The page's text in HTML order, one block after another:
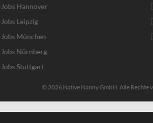
Hannover
Leipzig
München
Nürnberg
Stuttgart
© 2026 Native Nanny GmbH. Alle Rechte
English